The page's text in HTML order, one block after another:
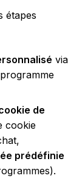
étapes
via
de
cookie
prédéfinie